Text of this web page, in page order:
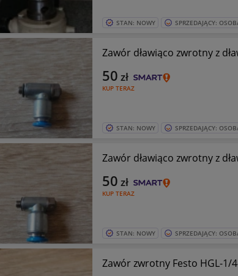
STAN: NOWY SPRZEDAJĄCY:
Zawór dławiąco zwrotny z
KUP TERAZ
50 zł
STAN: NOWY SPRZEDAJĄCY:
Zawór dławiąco zwrotny z
KUP TERAZ
50 zł
STAN: NOWY SPRZEDAJĄCY:
Zawór zwrotny Festo HGL-1/